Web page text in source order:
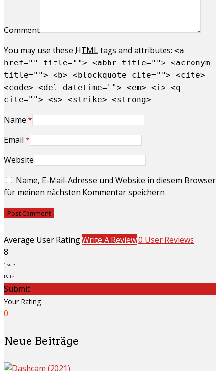
Comment
You may use these HTMLtags and attributes: <a
href="" title=""> <abbr title=""> <acronym
title=""> <b> <blockquote cite=""> <cite>
<code> <del datetime=""> <em> <i> <q
cite=""> <s> <strike> <strong>
Name *
Email *
Website
Name, E-Mail-Adresse und Website in diesem Browser
für meinen nächsten Kommentar speichern.
Average User RatingWrite A Review0 User Reviews
8
1 vote
Rate
Submit
Your Rating
0
Neue Beiträge